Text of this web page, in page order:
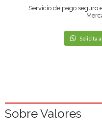
Servicio de pago seguro
Solicita
Sobre Valores